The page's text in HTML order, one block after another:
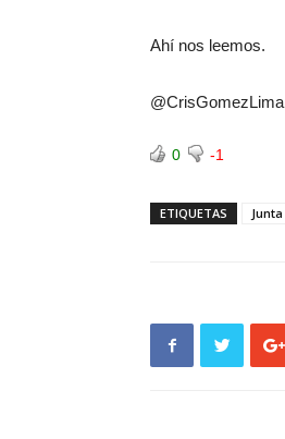
Ahí nos leemos.
@CrisGomezLima
0 -1
ETIQUETAS